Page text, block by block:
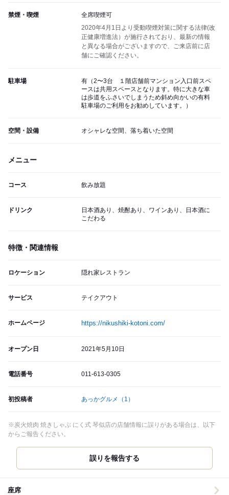
禁煙・喫煙
全席喫煙可
2020年4月1日より受動喫煙対策に関する法律(改
正健康増進法）が施行されており、最新の情報
と異なる場合がございますので、ご来店前に店
舗にご確認ください。
駐車場
有（2〜3台 １階店舗前マンション入口前スペ
ースは共用スペースとなります。特に大きな車
は歩道をふさいでしまうため斜め向かいの有料
駐車場のご利用をお勧めしています。）
空間・設備 オシャレな空間、落ち着いた空間
メニュー
コース 飲み放題
ドリンク
日本酒あり、焼酎あり、ワインあり、日本酒に
こだわる
特徴・関連情報
ロケーション 隠れ家レストラン
サービス テイクアウト
ホームページ https://nikushiki-kotoni.com/
オープン日 2021年5月10日
電話番号 011-613-0305
初投稿者 あっかグルメ （1）
※炭火焼肉 焼きしゃぶ にく式 琴似店の店舗情報に誤りがある場合は、以下
からご報告ください。
誤りを報告する
座席